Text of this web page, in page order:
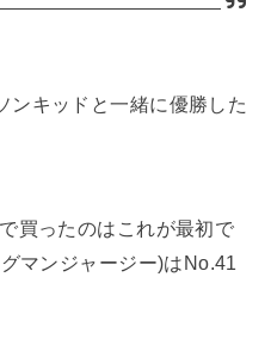
ンキッドと一緒に優勝した
買ったのはこれが最初で
マンジャージー)はNo.41